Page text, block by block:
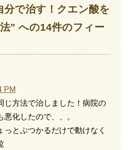
分で治す！クエン酸を
” への14件のフィー
PM
じ方法で治しました！病院の
化したので、、。
っとぶつかるだけで動けなく